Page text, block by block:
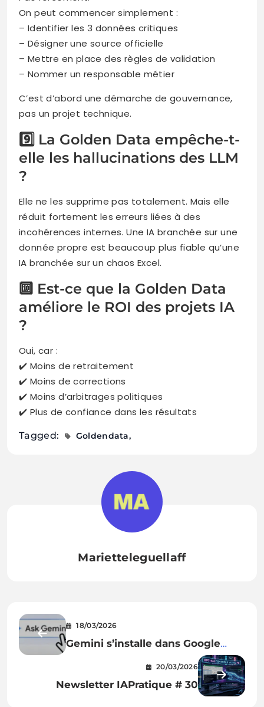
On peut commencer simplement :
– Identifier les 3 données critiques
– Désigner une source officielle
– Mettre en place des règles de validation
– Nommer un responsable métier
C’est d’abord une démarche de gouvernance,
pas un projet technique.
9️⃣ La Golden Data empêche-t-
elle les hallucinations des LLM
?
Elle ne les supprime pas totalement. Mais elle
réduit fortement les erreurs liées à des
incohérences internes. Une IA branchée sur une
donnée propre est beaucoup plus fiable qu’une
IA branchée sur un chaos Excel.
🔟 Est-ce que la Golden Data
améliore le ROI des projets IA
?
Oui, car :
✔️ Moins de retraitement
✔️ Moins de corrections
✔️ Moins d’arbitrages politiques
✔️ Plus de confiance dans les résultats
Tagged: Goldendata
Marietteleguellaff
18/03/2026
Gemini s’installe dans Google
Workspace : ce que l’IA change
dans Docs, Sheets et Slides
20/03/2026
Newsletter IAPratique # 30